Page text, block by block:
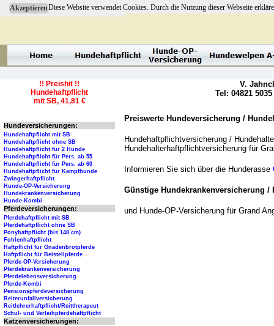
AkzeptierenDiese Website verwendet Cookies. Durch die Nutzung dieser Webseite
Preiswerte Hundeversicherung /
Hundehaftpflichtversicherung /
Hundehalterhaftpflichtversicherung für
Informieren Sie sich über die Hunderasse
Günstige Hundekrankenversicherung
und Hunde-OP-Versicherung für Grand
V.
Tel: 04821
!! Preishit !!
Hundehaftpflicht
mit SB, 41,81 €
Hundeversicherungen:
Hundehaftpflicht mit SB
Hundehaftpflicht ohne SB
Hundehaftpflicht für 2 Hunde
Hundehaftpflicht für Pers. ab 55
Hundehaftpflicht für Pers. ab 60
Hundehaftpflicht für Kampfhunde
Zwingerhaftpflicht
Hunde-OP-Versicherung
Hundekrankenversicherung
Hunde-Kombi
Pferdeversicherungen:
Pferdehaftpflicht mit SB
Pferdehaftpflicht ohne SB
Ponyhaftpflicht (bis 148 cm)
Fohlenhaftpflicht
Haftpflicht für Gnadenbrotpferde
Haftpflicht für Beistellpferde
Pferde-OP-Versicherung
Pferdekrankenversicherung
Pferdelebensversicherung
Pferde-Kombi
Pensionspferdeversicherung
Reiterunfallversicherung
Reitlehrerhaftpflicht/Reittherapeut
Schul- und Verleihpferdehaftpflicht
Katzenversicherungen: